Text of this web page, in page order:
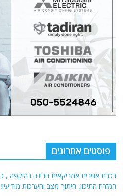
פוסטים אחרונים
המזרח התיכון. חיתוך מצב והערכות מודיעין!